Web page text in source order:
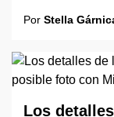
Por Stella
Los